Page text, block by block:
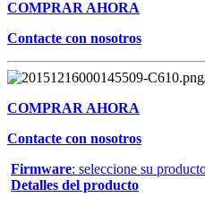
COMPRAR AHORA
Contacte con nosotros
COMPRAR AHORA
Contacte con nosotros
Firmware: seleccione su
Detalles del producto